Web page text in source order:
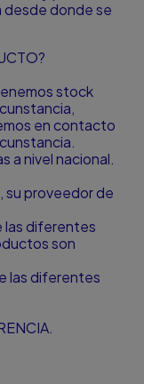
desde donde se
stock
en contacto
a nivel nacional.
su proveedor de
las diferentes
son
las diferentes